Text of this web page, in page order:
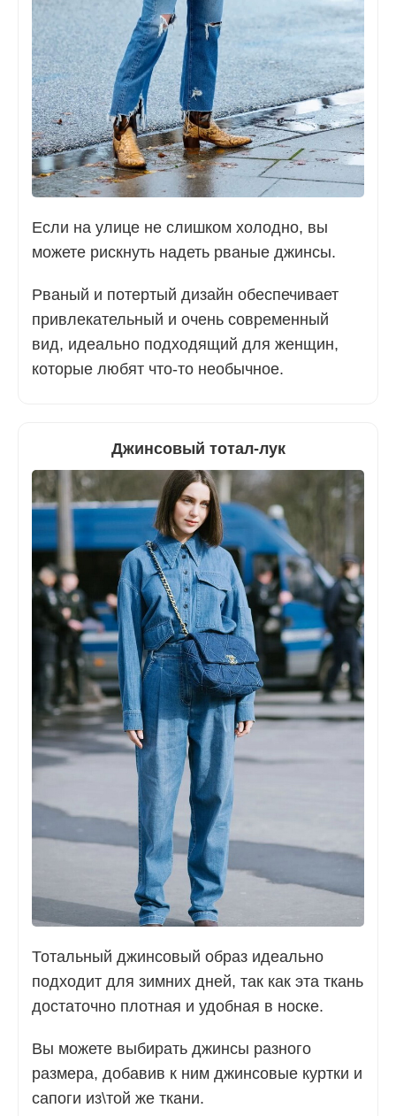
Если на улице не слишком холодно, вы
можете рискнуть надеть рваные джинсы.
Рваный и потертый дизайн обеспечивает
привлекательный и очень современный
вид, идеально подходящий для женщин,
которые любят что-то необычное.
Джинсовый тотал-лук
Тотальный джинсовый образ идеально
подходит для зимних дней, так как эта ткань
достаточно плотная и удобная в носке.
Вы можете выбирать джинсы разного
размера, добавив к ним джинсовые куртки и
сапоги из\той же ткани.